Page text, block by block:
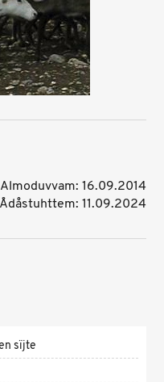
Almoduvvam: 16.09.2014
Ådåstuhttem: 11.09.2024
sïjte